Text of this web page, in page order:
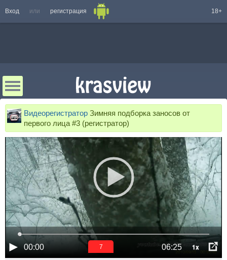
Вход или регистрация 18+
Видеорегистратор Зимняя подборка заносов от
первого лица #3 (регистратор)
00:00 06:25 1x
6